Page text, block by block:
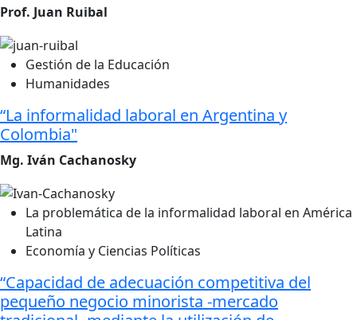
Prof. Juan Ruibal
Gestión de la Educación
Humanidades
“La informalidad laboral en Argentina y
Colombia"
Mg. Iván Cachanosky
La problemática de la informalidad laboral en América
Latina
Economía y Ciencias Políticas
“Capacidad de adecuación competitiva del
pequeño negocio minorista -mercado